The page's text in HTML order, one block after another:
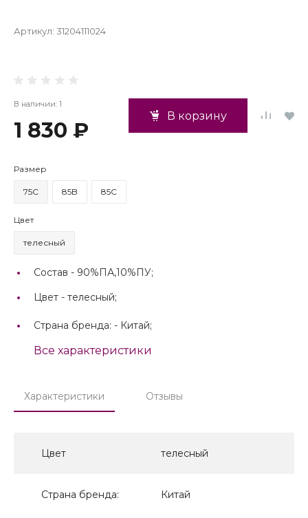
Артикул: 31204111024
В наличии: 1
1 830 ₽
В корзину
Размер
75C 85B 85C
Цвет
телесный
Состав - 90%ПА,10%ПУ;
Цвет - телесный;
Страна бренда: - Китай;
Все характеристики
Характеристики Отзывы
Цвет телесный
Страна бренда: Китай